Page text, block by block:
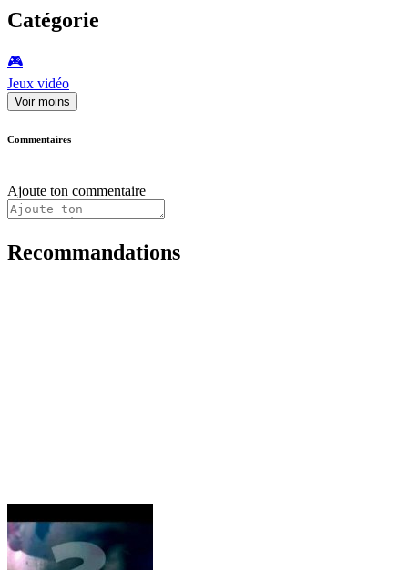
Catégorie
🎮️
Jeux vidéo
Voir moins
Commentaires
Ajoute ton commentaire
Recommandations